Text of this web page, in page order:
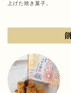
上げた焼き菓子。